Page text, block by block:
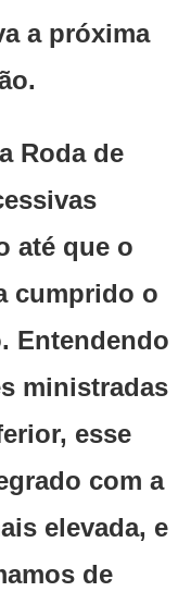
a próxima
Roda de
até que o
cumprido o
Entendendo
ministradas
esse
com a
elevada, e
de